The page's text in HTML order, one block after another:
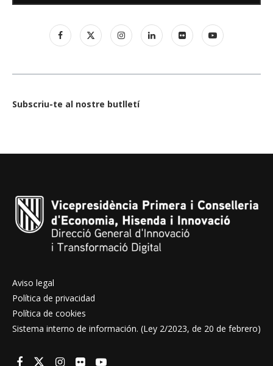
Subscriu-te al nostre butlletí
Aviso legal
Política de privacidad
Política de cookies
Sistema interno de información. (Ley 2/2023, de 20 de febrero)